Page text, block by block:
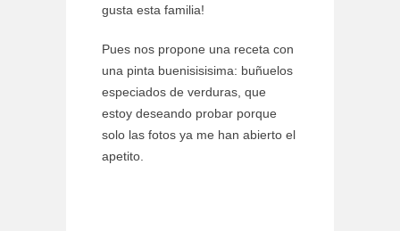
gusta esta familia!
Pues nos propone una receta con
una pinta buenisisisima: buñuelos
especiados de verduras, que
estoy deseando probar porque
solo las fotos ya me han abierto el
apetito.